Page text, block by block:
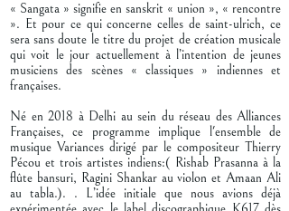
« Sangata » signifie en sanskrit « union », « rencontre
». Et pour ce qui concerne celles de saint-ulrich, ce
sera sans doute le titre du projet de création musicale
qui voit le jour actuellement à l’intention de jeunes
musiciens des scènes « classiques » indiennes et
françaises.
Né en 2018 à Delhi au sein du réseau des Alliances
Françaises, ce programme implique l'ensemble de
musique Variances dirigé par le compositeur Thierry
Pécou et trois artistes indiens:( Rishab Prasanna à la
flûte bansuri, Ragini Shankar au violon et Amaan Ali
au tabla.). . L’idée initiale que nous avions déjà